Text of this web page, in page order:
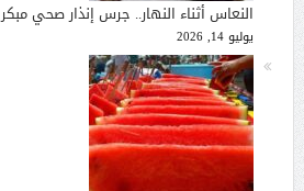
النعاس أثناء النهار.. جرس إنذار صحي مبكر
يوليو 14, 2026